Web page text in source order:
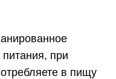
при
в пищу